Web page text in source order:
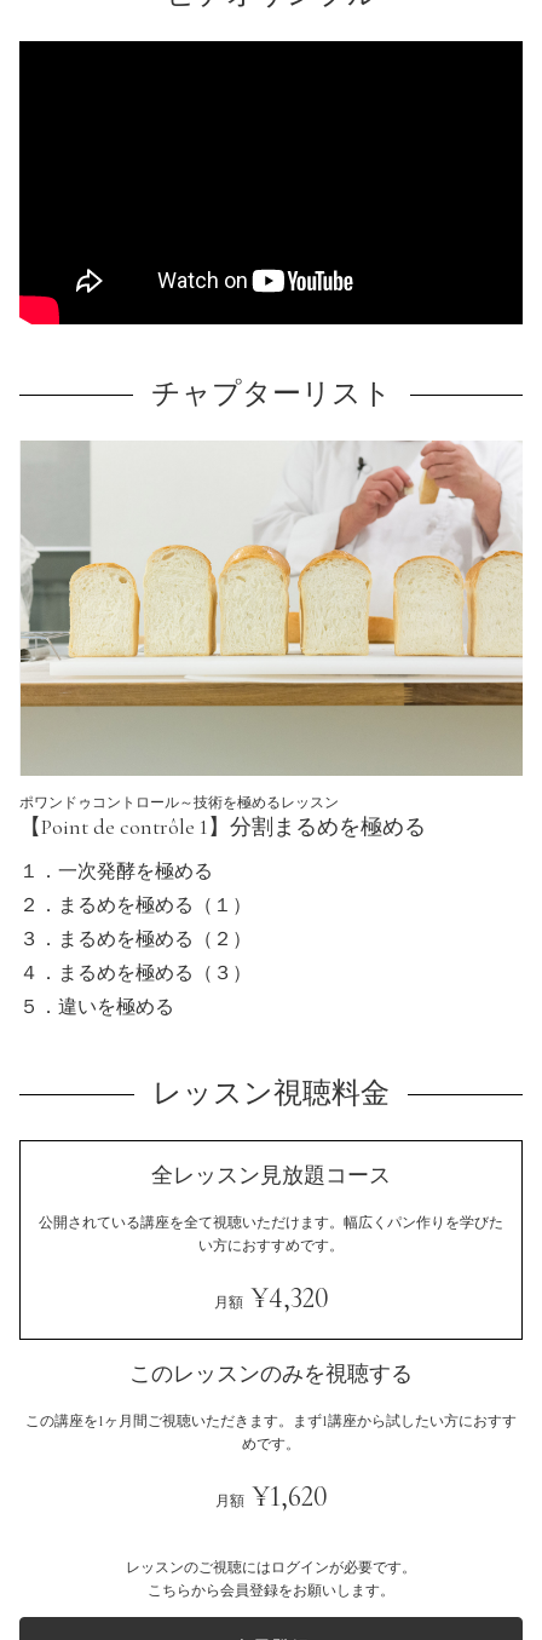
チャプターリスト
ポワンドゥコントロール～技術を極めるレッスン
【Point de contrôle 1】分割まるめを極める
１．一次発酵を極める
２．まるめを極める（１）
３．まるめを極める（２）
４．まるめを極める（３）
５．違いを極める
レッスン視聴料金
全レッスン見放題コース
公開されている講座を全て視聴いただけます。 幅広くパン作りを学びた
い方におすすめです。
月額 ¥4,320
このレッスンのみを視聴する
この講座を1ヶ月間ご視聴いただきます。
まず1講座から試したい方におすす
めです。
月額 ¥1,620
レッスンのご視聴にはログインが必要です。
こちらから会員登録をお願いします。